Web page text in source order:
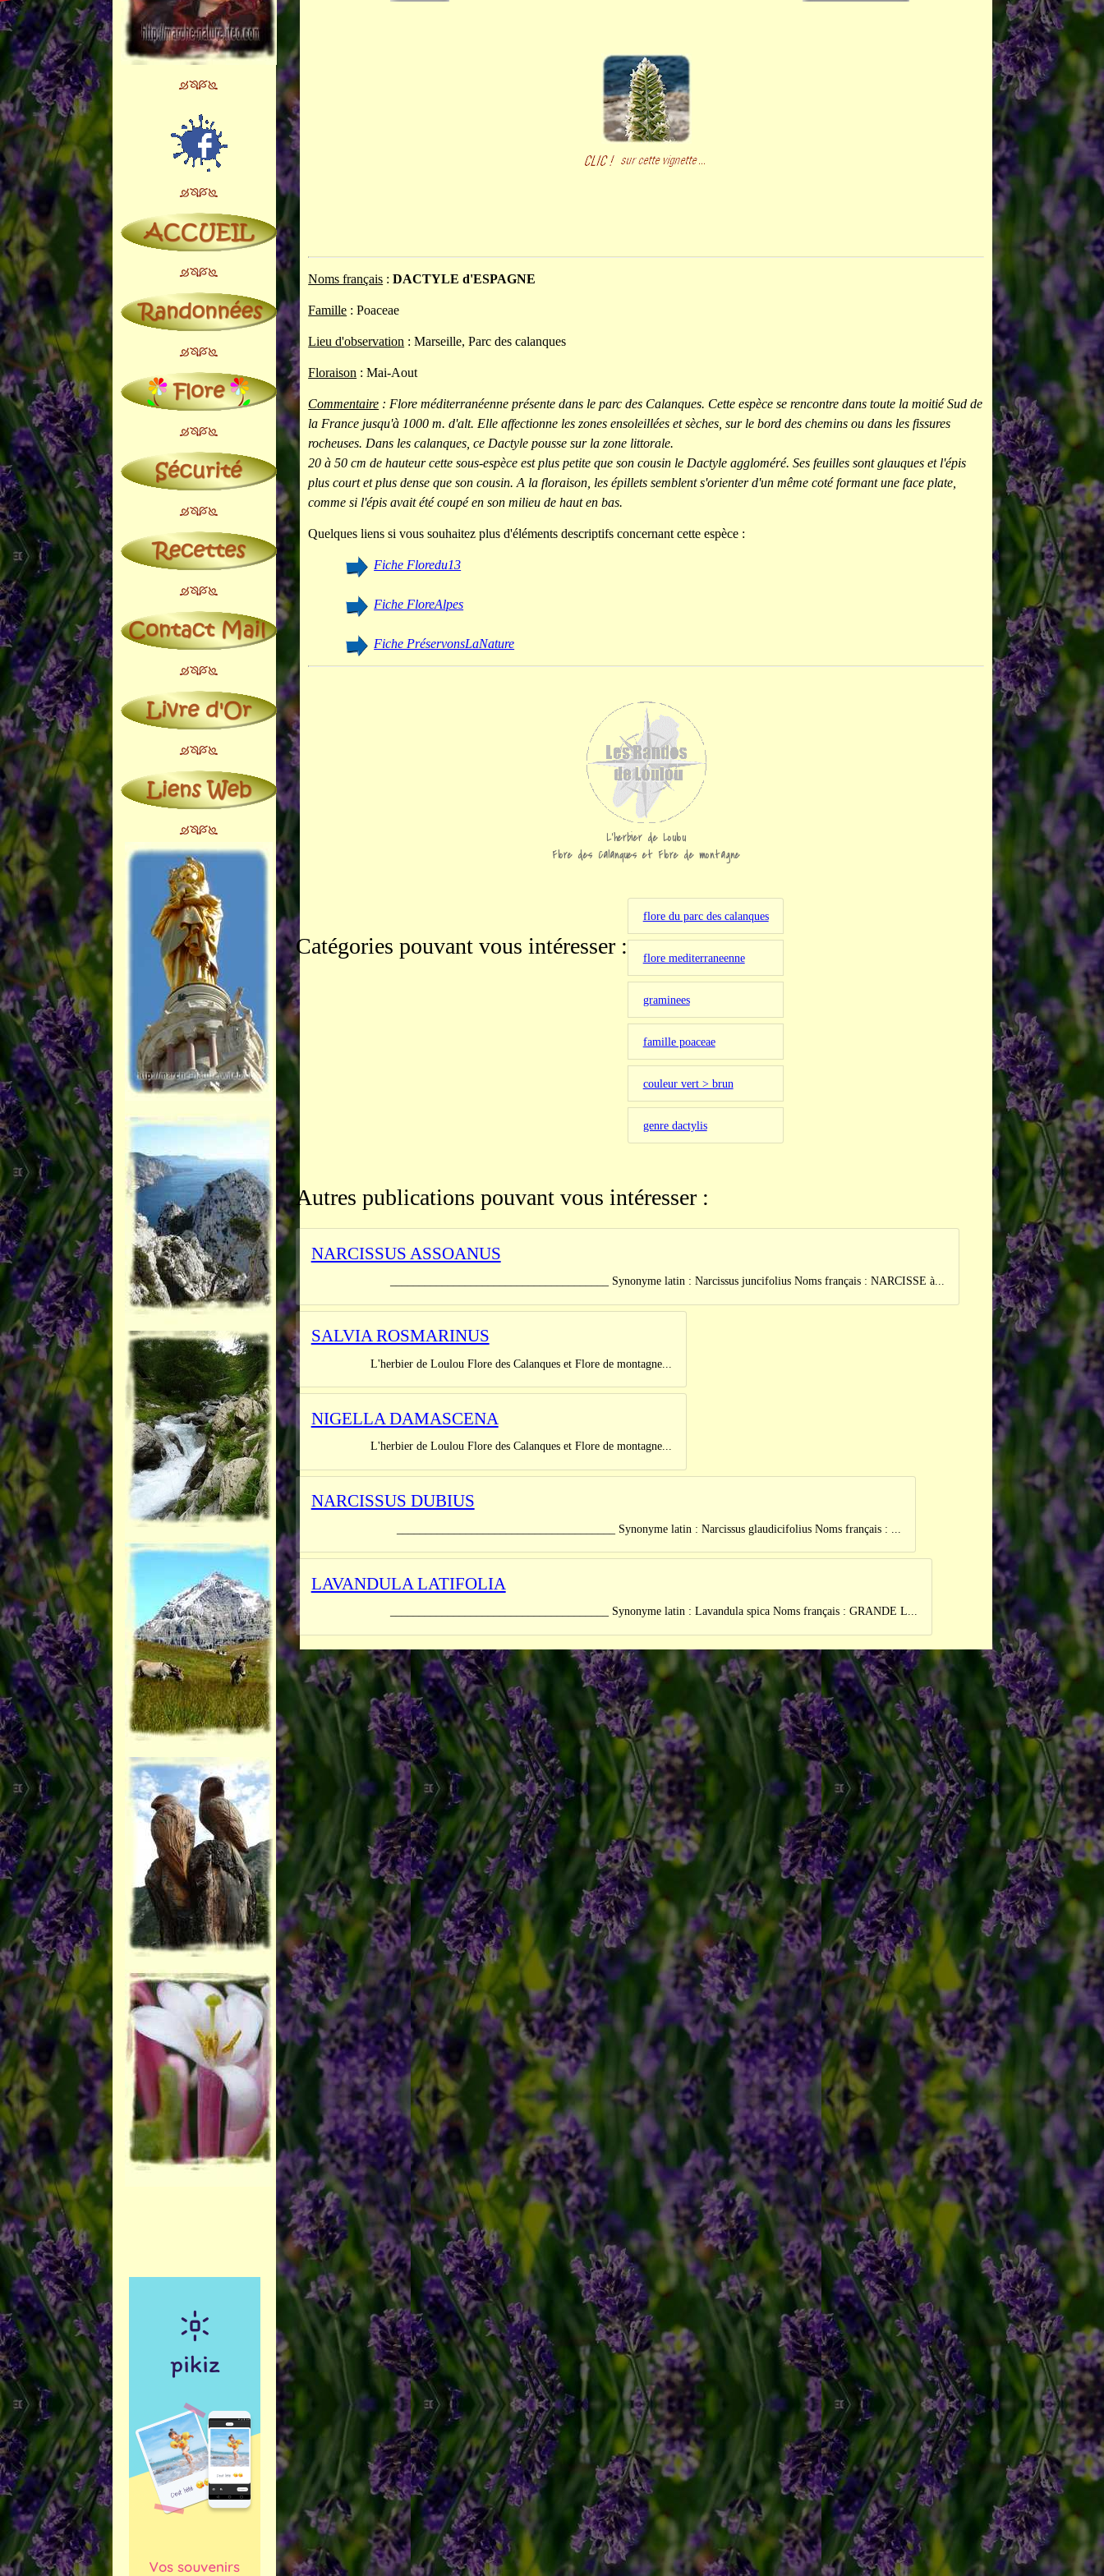
Noms français : DACTYLE d'ESPAGNE
Famille : Poaceae
Lieu d'observation : Marseille, Parc des calanques
Floraison : Mai-Aout
Commentaire : Flore méditerranéenne présente dans le parc des Calanques. Cette espèce se rencontre dans toute la moitié Sud de
la France jusqu'à 1000 m. d'alt. Elle affectionne les zones ensoleillées et sèches, sur le bord des chemins ou dans les fissures
rocheuses. Dans les calanques, ce Dactyle pousse sur la zone littorale.
20 à 50 cm de hauteur cette sous-espèce est plus petite que son cousin le Dactyle aggloméré. Ses feuilles sont glauques et l'épis
plus court et plus dense que son cousin. A la floraison, les épillets semblent s'orienter d'un même coté formant une face plate,
comme si l'épis avait été coupé en son milieu de haut en bas.
Quelques liens si vous souhaitez plus d'éléments descriptifs concernant cette espèce :
Fiche Floredu13
Fiche FloreAlpes
Fiche PréservonsLaNature
L'herbier de Loulou
Flore des Calanques et Flore de montagne
Catégories pouvant vous intéresser :
flore du parc des calanques
flore mediterraneenne
graminees
famille poaceae
couleur vert > brun
genre dactylis
Autres publications pouvant vous intéresser :
NARCISSUS ASSOANUS
______________________________________ Synonyme latin : Narcissus juncifolius Noms français : NARCISSE à...
SALVIA ROSMARINUS
L'herbier de Loulou Flore des Calanques et Flore de montagne...
NIGELLA DAMASCENA
L'herbier de Loulou Flore des Calanques et Flore de montagne...
NARCISSUS DUBIUS
______________________________________ Synonyme latin : Narcissus glaudicifolius Noms français : ...
LAVANDULA LATIFOLIA
______________________________________ Synonyme latin : Lavandula spica Noms français : GRANDE L...